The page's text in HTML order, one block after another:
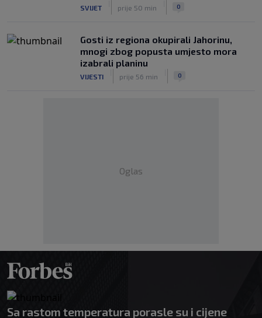
SVIJET prije 50 min 0
Gosti iz regiona okupirali Jahorinu,
mnogi zbog popusta umjesto mora
izabrali planinu
VIJESTI prije 56 min 0
Oglas
Sa rastom temperatura porasle su i cijene